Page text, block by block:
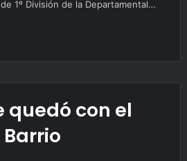
1º División de la Departamental…
quedó con el